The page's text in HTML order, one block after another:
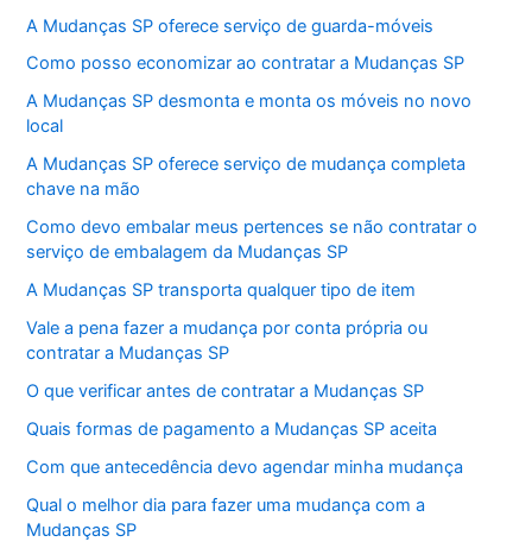
A Mudanças SP oferece serviço de guarda-móveis
Como posso economizar ao contratar a Mudanças SP
A Mudanças SP desmonta e monta os móveis no novo
local
A Mudanças SP oferece serviço de mudança completa
chave na mão
Como devo embalar meus pertences se não contratar o
serviço de embalagem da Mudanças SP
A Mudanças SP transporta qualquer tipo de item
Vale a pena fazer a mudança por conta própria ou
contratar a Mudanças SP
O que verificar antes de contratar a Mudanças SP
Quais formas de pagamento a Mudanças SP aceita
Com que antecedência devo agendar minha mudança
Qual o melhor dia para fazer uma mudança com a
Mudanças SP